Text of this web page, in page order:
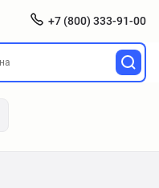
+7 (800) 333-91-00